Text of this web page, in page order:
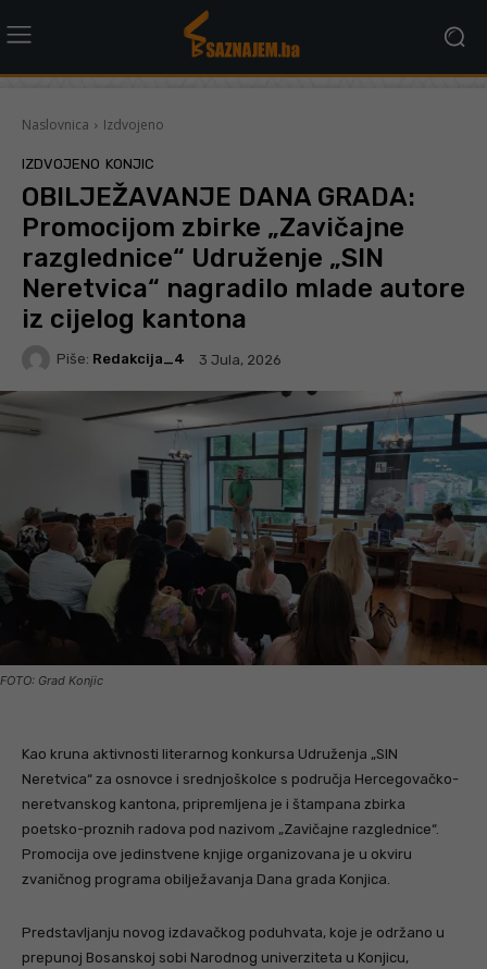
Naslovnica Izdvojeno
IZDVOJENO KONJIC
OBILJEŽAVANJE DANA GRADA:
Promocijom zbirke „Zavičajne
razglednice“ Udruženje „SIN
Neretvica“ nagradilo mlade autore
iz cijelog kantona
Piše: Redakcija_4 3 Jula, 2026
FOTO: Grad Konjic
Kao kruna aktivnosti literarnog konkursa Udruženja „SIN
Neretvica“ za osnovce i srednjoškolce s područja Hercegovačko-
neretvanskog kantona, pripremljena je i štampana zbirka
poetsko-proznih radova pod nazivom „Zavičajne razglednice“.
Promocija ove jedinstvene knjige organizovana je u okviru
zvaničnog programa obilježavanja Dana grada Konjica.
Predstavljanju novog izdavačkog poduhvata, koje je održano u
prepunoj Bosanskoj sobi Narodnog univerziteta u Konjicu,